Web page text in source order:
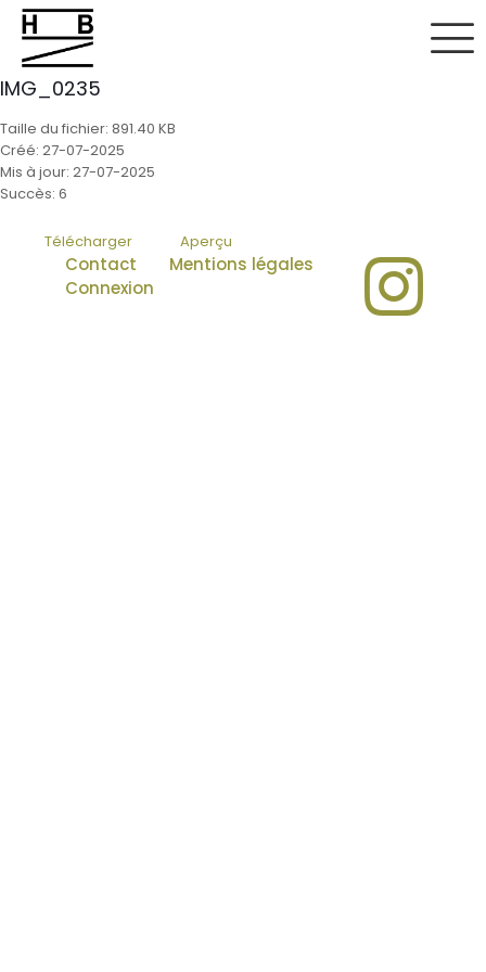
IMG_0235
Taille du fichier: 891.40 KB
Créé: 27-07-2025
Mis à jour: 27-07-2025
Succès: 6
Télécharger Aperçu
Contact
Mentions légales
Connexion